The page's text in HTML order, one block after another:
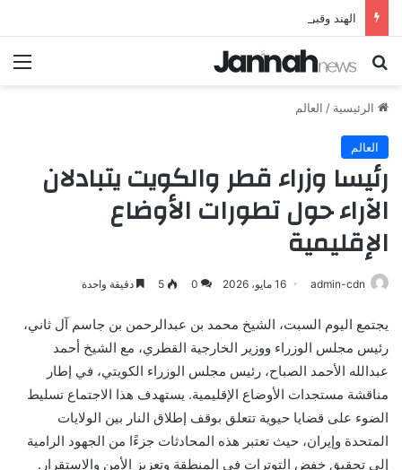
بحث عن
الرئيسية / العالم
العالم
رئيسا وزراء قطر والكويت يتبادلان
الآراء حول تطورات الأوضاع
الإقليمية
admin-cdn 16 مايو، 2026 0
5 دقيقة واحدة
يجتمع اليوم السبت، الشيخ محمد بن عبدالرحمن بن جاسم آل ثاني،
رئيس مجلس الوزراء ووزير الخارجية القطري، مع الشيخ أحمد
عبدالله الأحمد الصباح، رئيس مجلس الوزراء الكويتي، في إطار
مناقشة مستجدات الأوضاع الإقليمية. يستهدف هذا الاجتماع تسليط
الضوء على قضايا حيوية تتعلق بوقف إطلاق النار بين الولايات
المتحدة وإيران، حيث تعتبر هذه المحادثات جزءًا من الجهود الرامية
إلى تحقيق خفض التوترات في المنطقة وتعزيز الأمن والاستقرار.